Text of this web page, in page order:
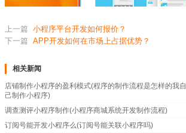
上一篇 小程序平台开发如何报价？
下一篇 APP开发如何在市场上占据优势？
相关新闻
店铺制作小程序的盈利模式(程序的制作流程是怎样的我自
己制作小程序)
调查测评小程序制作(小程序商城系统开发制作流程)
订阅号能开发小程序么(订阅号能关联小程序吗)